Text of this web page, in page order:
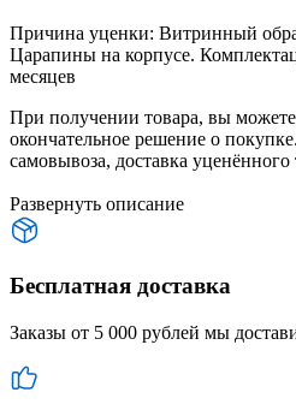
Причина уценки: Витринный
Царапины на корпусе.
месяцев
При получении товара, вы
окончательное решение о
самовывоза, доставка уценённого
Развернуть описание
Бесплатная доставка
Заказы от 5 000 рублей мы